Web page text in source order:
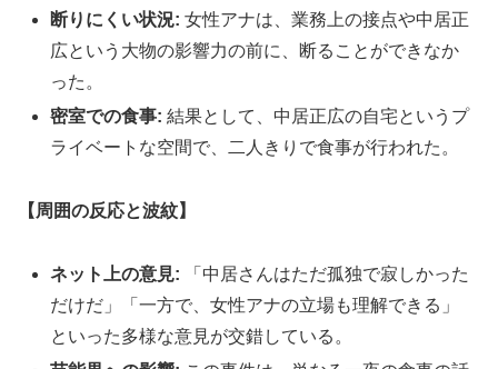
断りにくい状況: 女性アナは、業務上の接点や中居正
広という大物の影響力の前に、断ることができなか
った。
密室での食事: 結果として、中居正広の自宅というプ
ライベートな空間で、二人きりで食事が行われた。
【周囲の反応と波紋】
ネット上の意見: 「中居さんはただ孤独で寂しかった
だけだ」「一方で、女性アナの立場も理解できる」
といった多様な意見が交錯している。